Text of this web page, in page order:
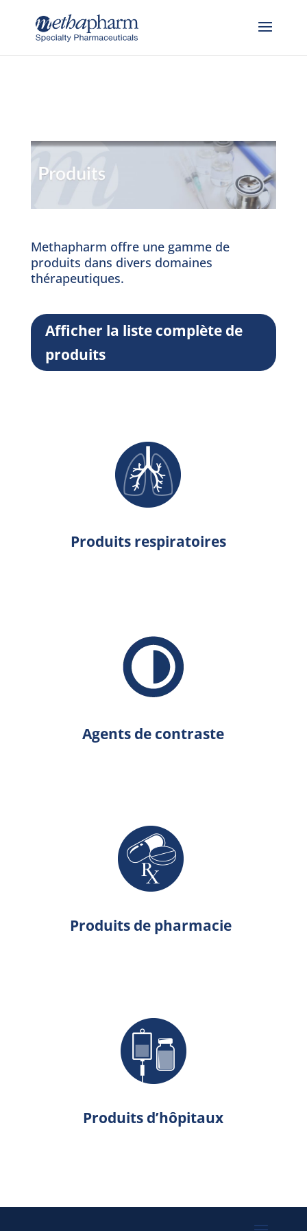
Methapharm offre une gamme de
produits dans divers domaines
thérapeutiques.
Afficher la liste complète de
produits
Produits respiratoires
Agents de contraste
Produits de pharmacie
Produits d’hôpitaux